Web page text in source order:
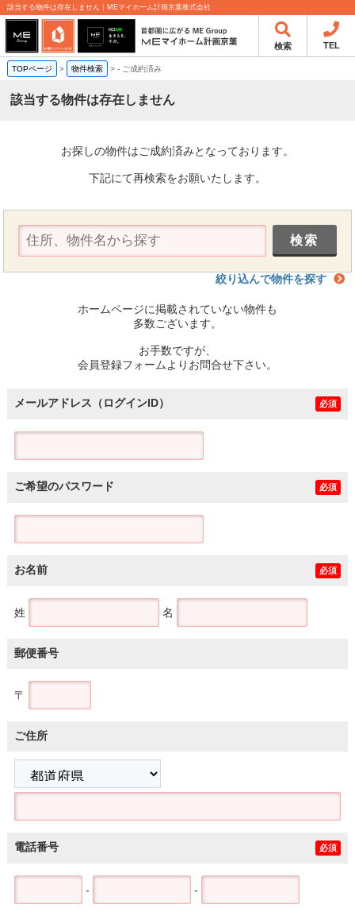
該当する物件は存在しません｜MEマイホーム計画京葉株式会社
検索 TEL
TOPページ > 物件検索 >- ご成約済み
該当する物件は存在しません
お探しの物件はご成約済みとなっております。
下記にて再検索をお願いたします。
絞り込んで物件を探す
ホームページに掲載されていない物件も
多数ございます。
お手数ですが、
会員登録フォームよりお問合せ下さい。
メールアドレス（ログインID） 必須
ご希望のパスワード 必須
お名前 必須
姓 名
郵便番号
〒
ご住所
電話番号 必須
- -